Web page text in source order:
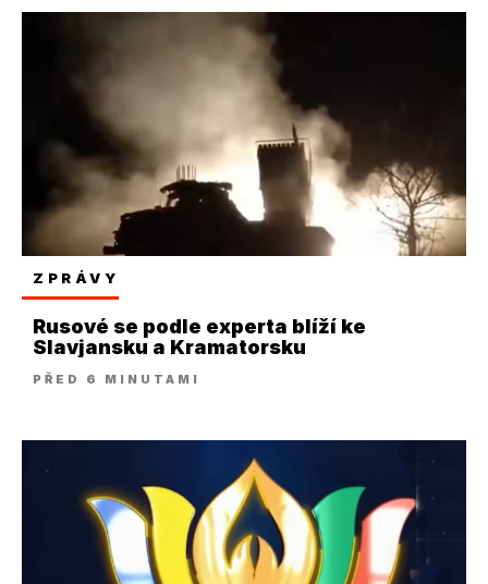
ZPRÁVY
Rusové se podle experta blíží ke
Slavjansku a Kramatorsku
PŘED 6 MINUTAMI